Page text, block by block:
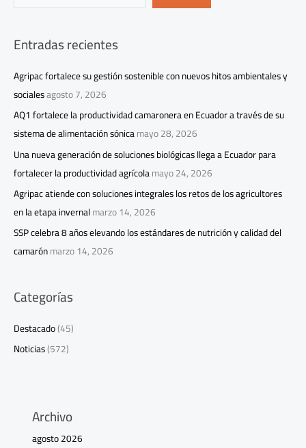
Entradas recientes
Agripac fortalece su gestión sostenible con nuevos hitos ambientales y
socialesagosto 7, 2026
AQ1 fortalece la productividad camaronera en Ecuador a través de su
sistema de alimentación sónicamayo 28, 2026
Una nueva generación de soluciones biológicas llega a Ecuador para
fortalecer la productividad agrícolamayo 24, 2026
Agripac atiende con soluciones integrales los retos de los agricultores
en la etapa invernalmarzo 14, 2026
SSP celebra 8 años elevando los estándares de nutrición y calidad del
camarónmarzo 14, 2026
Categorías
Destacado(45)
Noticias(572)
Archivo
agosto 2026